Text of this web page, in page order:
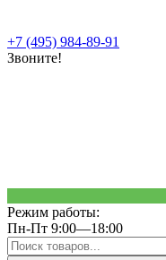
+7 (495) 984-89-91
Звоните!
Режим работы:
Пн-Пт 9:00—18:00